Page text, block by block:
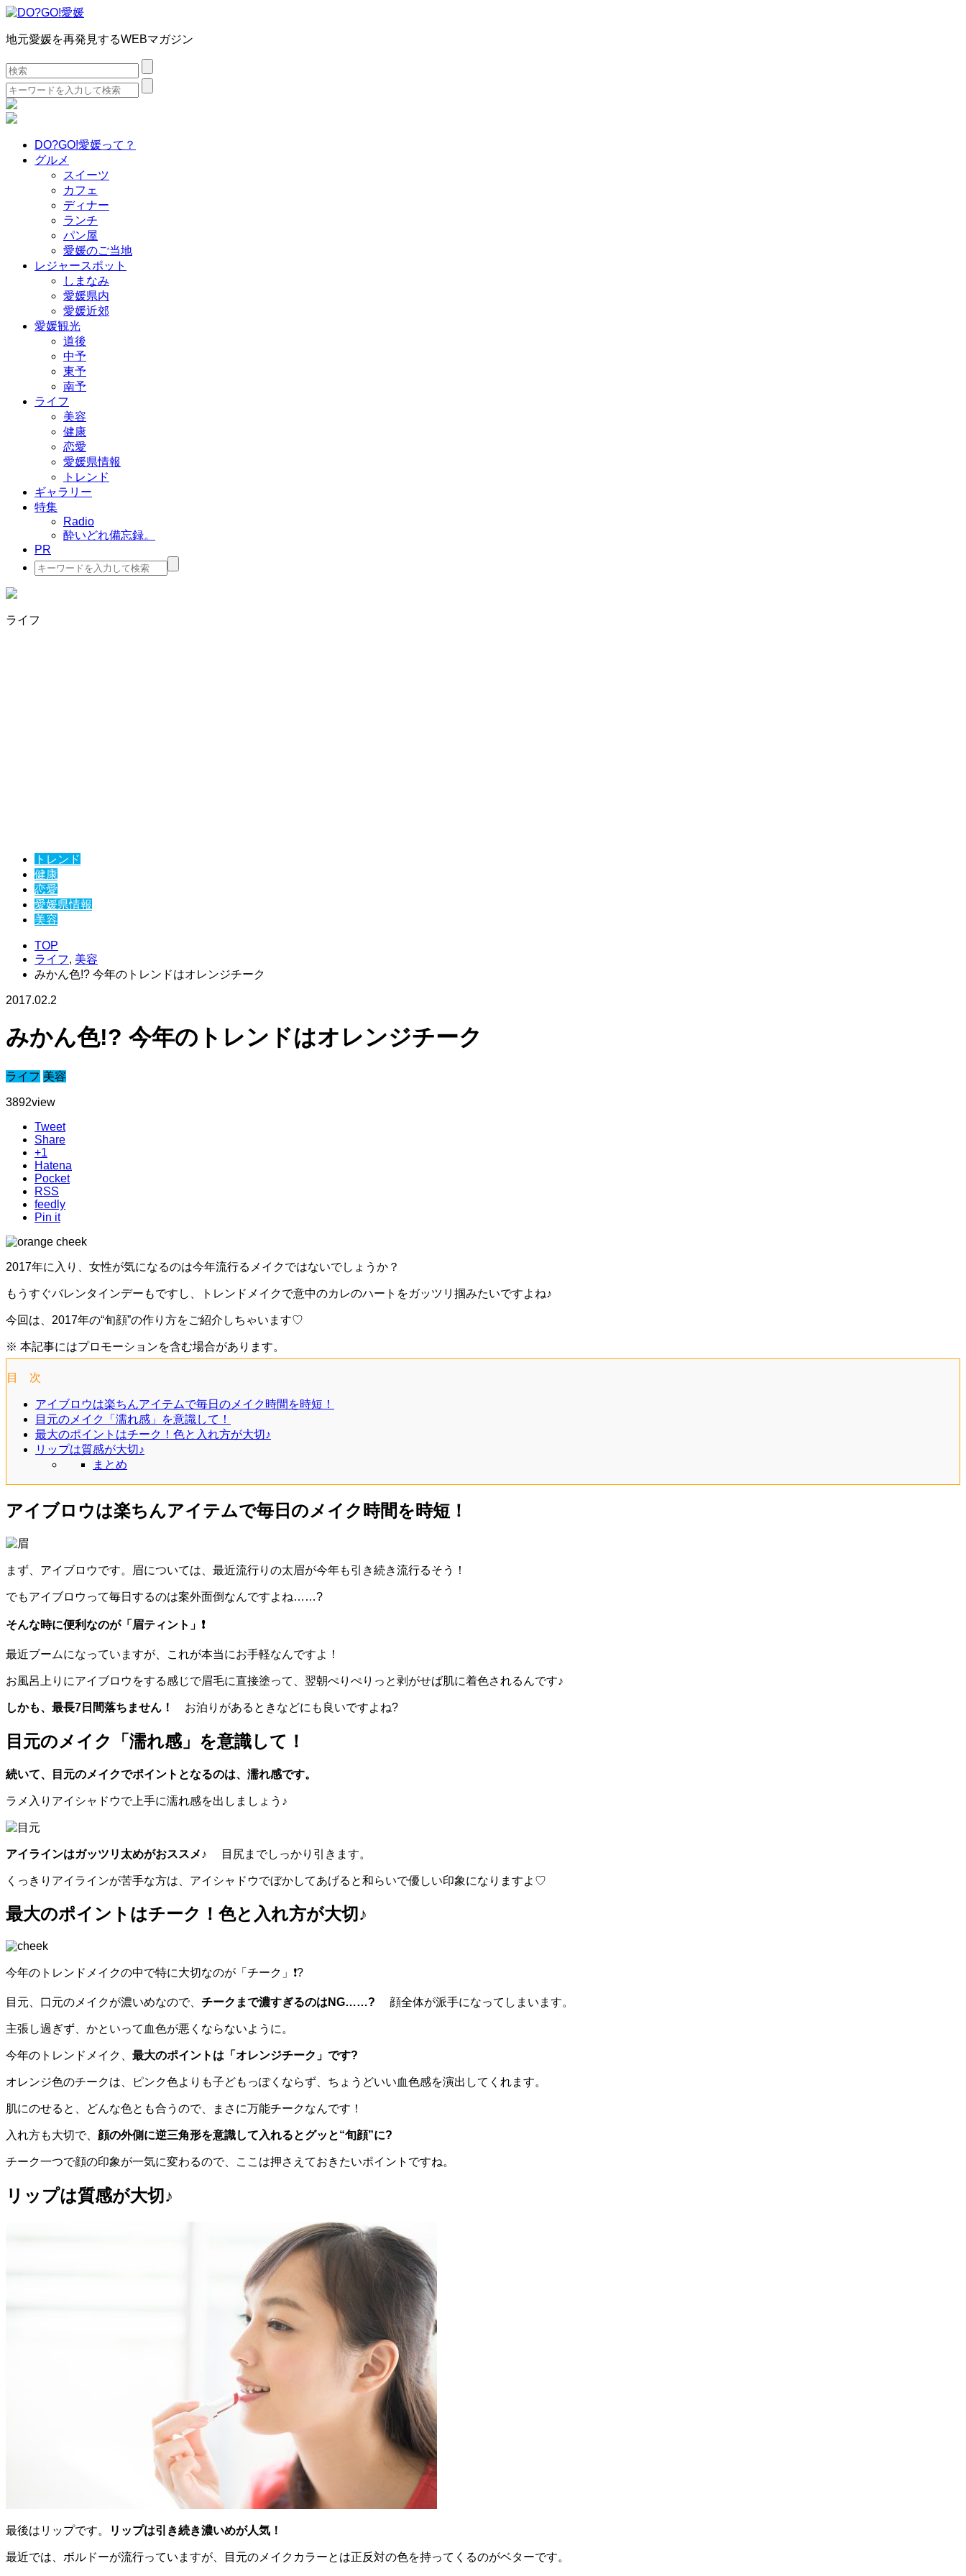
地元愛媛を再発見するWEBマガジン
検
索:
検
索:
DO?GO!愛媛って？
グルメ
スイーツ
カフェ
ディナー
ランチ
パン屋
愛媛のご当地
レジャースポット
しまなみ
愛媛県内
愛媛近郊
愛媛観光
道後
中予
東予
南予
ライフ
美容
健康
恋愛
愛媛県情報
トレンド
ギャラリー
特集
Radio
酔いどれ備忘録。
PR
検
索:
ライフ
トレンド
健康
恋愛
愛媛県情報
美容
TOP
ライフ, 美容
みかん色!? 今年のトレンドはオレンジチーク
2017.02.2
みかん色!? 今年のトレンドはオレンジチーク
ライフ 美容
3892view
Tweet
Share
+1
Hatena
Pocket
RSS
feedly
Pin it
2017年に入り、女性が気になるのは今年流行るメイクではないでしょうか？
もうすぐバレンタインデーもですし、トレンドメイクで意中のカレのハートをガッツリ掴みたいですよね♪
今回は、2017年の“旬顔”の作り方をご紹介しちゃいます♡
※ 本記事にはプロモーションを含む場合があります。
目 次
アイブロウは楽ちんアイテムで毎日のメイク時間を時短！
目元のメイク「濡れ感」を意識して！
最大のポイントはチーク！色と入れ方が大切♪
リップは質感が大切♪
まとめ
アイブロウは楽ちんアイテムで毎日のメイク時間を時短！
まず、アイブロウです。眉については、最近流行りの太眉が今年も引き続き流行るそう！
でもアイブロウって毎日するのは案外面倒なんですよね……?
そんな時に便利なのが「眉ティント」❗️
最近ブームになっていますが、これが本当にお手軽なんですよ！
お風呂上りにアイブロウをする感じで眉毛に直接塗って、翌朝ぺりぺりっと剥がせば肌に着色されるんです♪
しかも、最長7日間落ちません！ お泊りがあるときなどにも良いですよね?
目元のメイク「濡れ感」を意識して！
続いて、目元のメイクでポイントとなるのは、濡れ感です。
ラメ入りアイシャドウで上手に濡れ感を出しましょう♪
アイラインはガッツリ太めがおススメ♪ 目尻までしっかり引きます。
くっきりアイラインが苦手な方は、アイシャドウでぼかしてあげると和らいで優しい印象になりますよ♡
最大のポイントはチーク！色と入れ方が大切♪
今年のトレンドメイクの中で特に大切なのが「チーク」❗️?
目元、口元のメイクが濃いめなので、 チークまで濃すぎるのはNG……? 顔全体が派手になってしまいます。
主張し過ぎず、かといって血色が悪くならないように。
今年のトレンドメイク、 最大のポイントは「オレンジチーク」です?
オレンジ色のチークは、ピンク色よりも子どもっぽくならず、ちょうどいい血色感を演出してくれます。
肌にのせると、どんな色とも合うので、まさに万能チークなんです！
入れ方も大切で、 顔の外側に逆三角形を意識して入れるとグッと“旬顔”に?
チーク一つで顔の印象が一気に変わるので、ここは押さえておきたいポイントですね。
リップは質感が大切♪
最後はリップです。 リップは引き続き濃いめが人気！
最近では、ボルドーが流行っていますが、目元のメイクカラーとは正反対の色を持ってくるのがベターです。